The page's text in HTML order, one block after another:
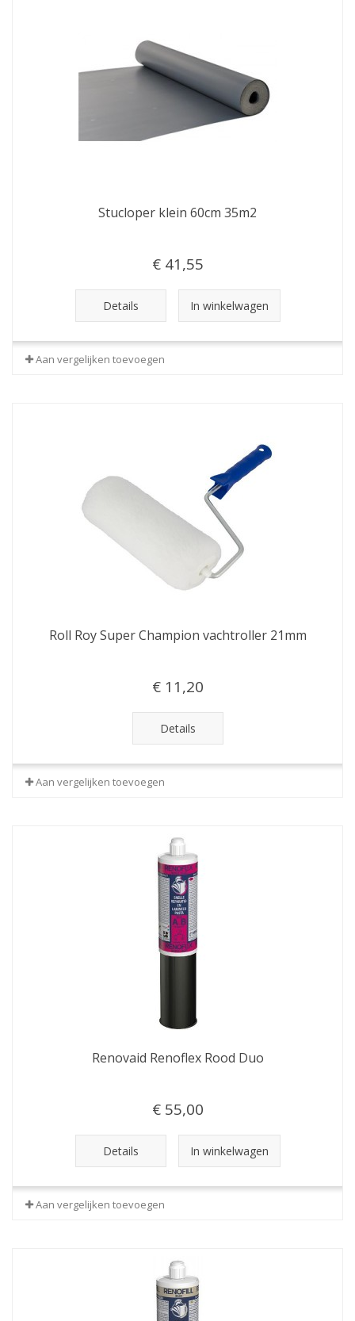
Stucloper klein 60cm 35m2
€ 41,55
Details In winkelwagen
Aan vergelijken toevoegen
Roll Roy Super Champion vachtroller 21mm
€ 11,20
Details
Aan vergelijken toevoegen
Renovaid Renoflex Rood Duo
€ 55,00
Details In winkelwagen
Aan vergelijken toevoegen